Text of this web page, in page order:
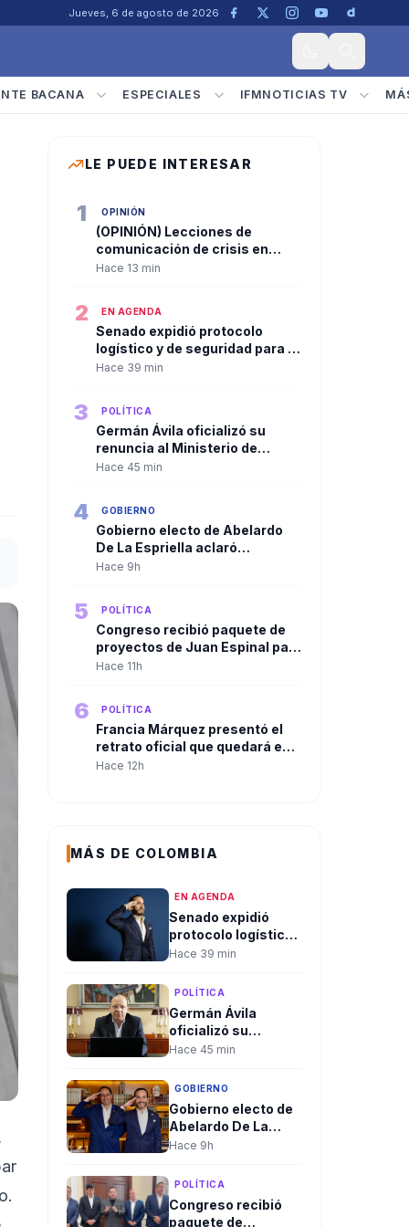
Jueves, 6 de agosto de 2026
BACANA ESPECIALES IFMNOTICIAS TV
LE PUEDE INTERESAR
1 OPINIÓN
(OPINIÓN) Lecciones de
comunicación de crisis en
tiempos de linchamiento
Hace 13 min
2 EN AGENDA
Senado expidió protocolo
logístico y de seguridad para la
posesión presidencial del 7 de
Hace 39 min
3 POLÍTICA
Germán Ávila oficializó su
renuncia al Ministerio de
Hacienda con una carta de
Hace 45 min
4 GOBIERNO
Gobierno electo de Abelardo
De La Espriella aclaró
convocatoria a diplomáticos
Hace 9h
5 POLÍTICA
Congreso recibió paquete de
proyectos de Juan Espinal para
blindar la seguridad energética
Hace 11h
6 POLÍTICA
Francia Márquez presentó el
retrato oficial que quedará en
la Casa Vicepresidencial al
Hace 12h
MÁS DE COLOMBIA
EN AGENDA
Senado expidió
protocolo logístico
y de seguridad para
presidencial del 7
de agosto en Cali
Hace 39 min
POLÍTICA
Germán Ávila
oficializó su
renuncia al
Hacienda con una
carta de respaldo al
presidente Petro
Hace 45 min
GOBIERNO
Gobierno electo de
Abelardo De La
Espriella aclaró
diplomáticos para
su posesión y negó
criterios políticos
Hace 9h
POLÍTICA
Congreso recibió
paquete de